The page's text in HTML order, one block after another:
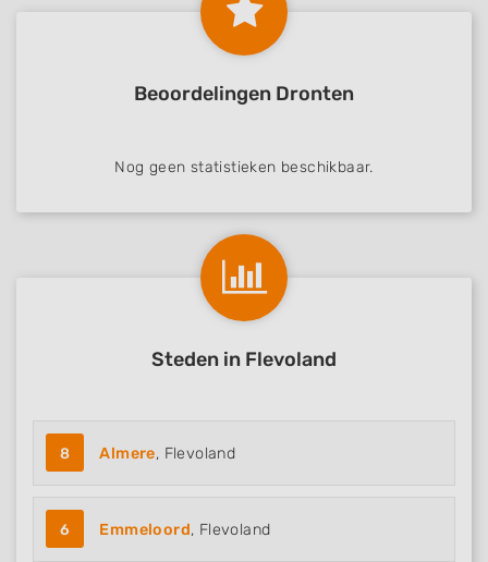
Beoordelingen Dronten
Nog geen statistieken beschikbaar.
Steden in Flevoland
8 Almere, Flevoland
6 Emmeloord, Flevoland